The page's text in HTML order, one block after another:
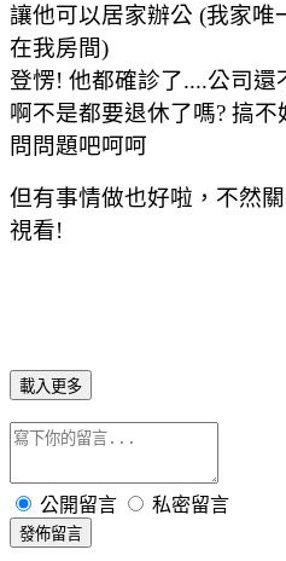
讓他可以居家辦公 (我家唯
在我房間)
登愣! 他都確診了....公司還
啊不是都要退休了嗎? 搞
問問題吧呵呵
但有事情做也好啦，不然
視看!
載入更多
公開留言 私密留言
發佈留言